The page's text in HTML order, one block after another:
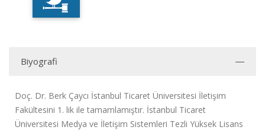
Biyografi
Doç. Dr. Berk Çaycı İstanbul Ticaret Üniversitesi İletişim
Fakültesini 1. lik ile tamamlamıştır. İstanbul Ticaret
Üniversitesi Medya ve İletişim Sistemleri Tezli Yüksek Lisans